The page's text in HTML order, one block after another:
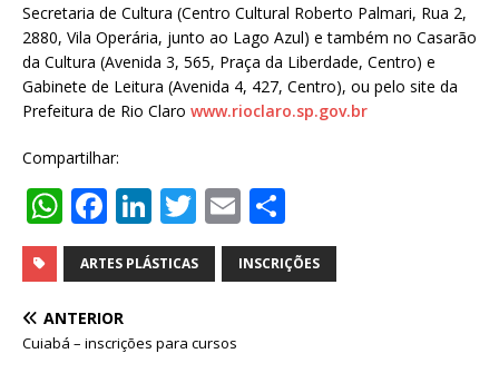
Secretaria de Cultura (Centro Cultural Roberto Palmari, Rua 2,
2880, Vila Operária, junto ao Lago Azul) e também no Casarão
da Cultura (Avenida 3, 565, Praça da Liberdade, Centro) e
Gabinete de Leitura (Avenida 4, 427, Centro), ou pelo site da
Prefeitura de Rio Claro www.rioclaro.sp.gov.br
Compartilhar:
W
h
at
s
A
F
a
c
e
b
Li
n
k
dI
T
w
it
r
E
m
ai
h
ar
ARTES PLÁSTICAS INSCRIÇÕES
ANTERIOR
Cuiabá – inscrições para cursos